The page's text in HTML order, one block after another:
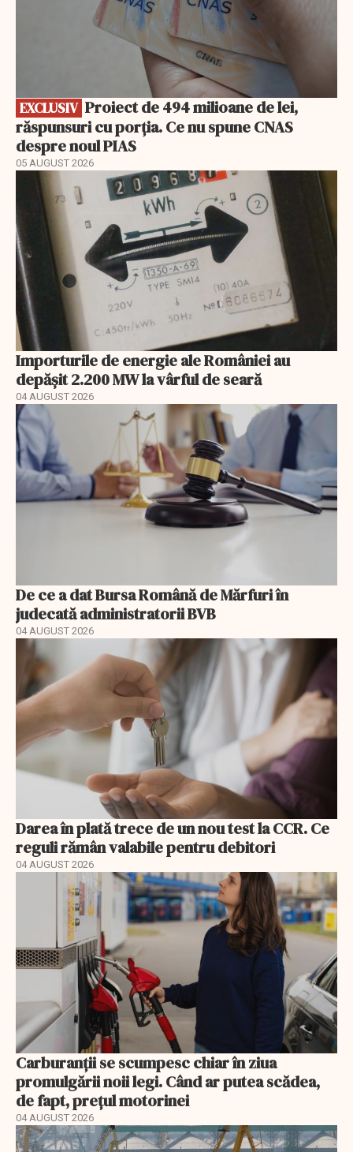
EXCLUSIV
răspunsuri cu porția. Ce nu spune CNAS
despre noul PIAS
05 AUGUST 2026
Importurile de energie ale României au
depășit 2.200 MW la vârful de seară
04 AUGUST 2026
De ce a dat Bursa Română de Mărfuri în
judecată administratorii BVB
04 AUGUST 2026
Darea în plată trece de un nou test la CCR. Ce
reguli rămân valabile pentru debitori
04 AUGUST 2026
Carburanții se scumpesc chiar în ziua
promulgării noii legi. Când ar putea scădea,
de fapt, prețul motorinei
04 AUGUST 2026